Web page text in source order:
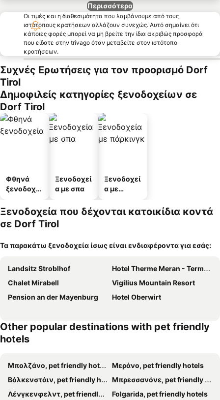
Περισσότερα
Οι τιμές και η διαθεσιμότητα που λαμβάνουμε από τους
ιστότοπους κρατήσεων αλλάζουν συνεχώς. Αυτό σημαίνει ότι
κάποιες φορές μπορεί να μη βρείτε την ίδια ακριβώς προσφορά
που είδατε στην trivago όταν μεταβείτε στον ιστότοπο
κρατήσεων.
Συχνές Ερωτήσεις για τον προορισμό Dorf
Tirol
Δημοφιλείς κατηγορίες ξενοδοχείων σε
Dorf Tirol
Φθηνά
ξενοδοχεί
Ξενοδοχεί
α με σπα
Ξενοδοχεί
α με
Ξενοδοχεία που δέχονται κατοικίδια κοντά
σε Dorf Tirol
Τα παρακάτω ξενοδοχεία ίσως είναι ενδιαφέροντα για εσάς:
Landsitz Stroblhof
Hotel Therme Meran - Terme Merano
Chalet Mirabell
Vigilius Mountain Resort
Pension an der Mayenburg
Hotel Oberwirt
Other popular destinations with pet friendly
hotels
Μπολζάνο, pet friendly hotels
Μεράνο, pet friendly hotels
Βόλκενστάιν, pet friendly hotels
Μπρεσσανόνε, pet friendly hotels
Λένγκενφελντ, pet friendly hotels
Folgarida, pet friendly hotels